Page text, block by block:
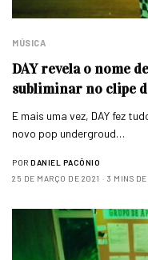
MÚSICA
DAY revela o nome
subliminar no clipe
E mais uma vez, DAY fez
novo pop undergroud…
POR DANIEL PACÔNIO
25 DE MARÇO DE 2021
3 MINS